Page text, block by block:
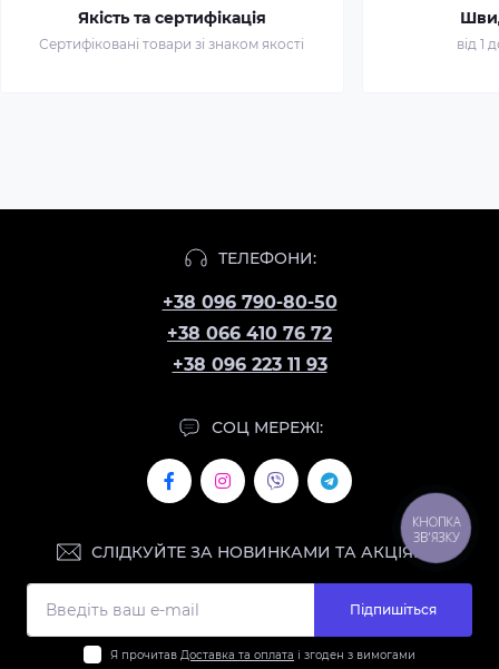
Якість та сертифікація
Сертифіковані товари зі знаком якості від 1
ТЕЛЕФОНИ:
+38 096 790-80-50
+38 066 410 76 72
+38 096 223 11 93
СОЦ МЕРЕЖІ:
СЛІДКУЙТЕ ЗА НОВИНКАМИ ТА АКЦІЯМИ:
Підпишіться
Я прочитав Доставка та оплата і згоден з вимогами
КНОПКА
ЗВ'ЯЗКУ